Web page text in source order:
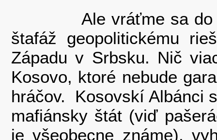
Ale vráťme sa do
štafáž geopolitickému
Západu v Srbsku. Nič
Kosovo, ktoré nebude
hráčov. Kosovskí Albánci
mafiánsky štát (viď
je všeobecne známe),